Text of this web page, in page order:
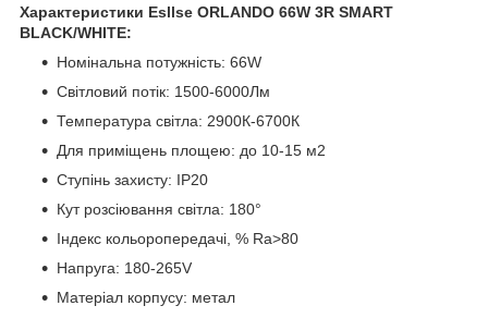
Характеристики Esllse ORLANDO 66W 3R SMART
BLACK/WHITE:
Номінальна потужність: 66W
Світловий потік: 1500-6000Лм
Температура світла: 2900К-6700К
Для приміщень площею: до 10-15 м2
Ступінь захисту: IP20
Кут розсіювання світла: 180°
Індекс кольоропередачі, % Ra>80
Напруга: 180-265V
Матеріал корпусу: метал